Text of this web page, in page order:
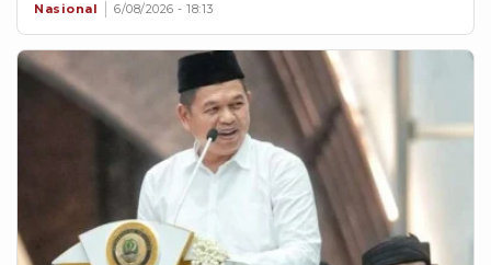
Nasional 6/08/2026 - 18:13